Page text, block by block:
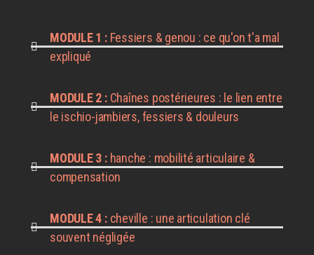
MODULE 1 :Fessiers & genou : ce qu'on t'a mal
expliqué
MODULE 2 :Chaînes postérieures : le lien entre
le ischio-jambiers, fessiers & douleurs
MODULE 3 : hanche : mobilité articulaire &
compensation
MODULE 4 : cheville : une articulation clé
souvent négligée